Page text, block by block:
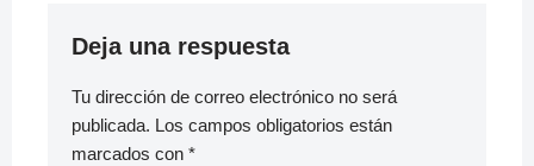
Deja una respuesta
Tu dirección de correo electrónico no será
publicada. Los campos obligatorios están
marcados con *